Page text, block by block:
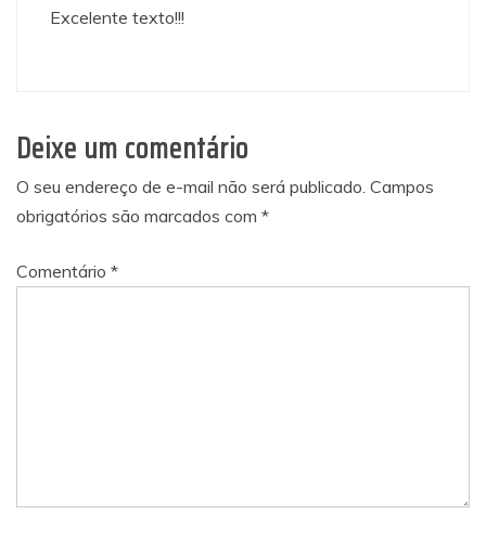
Excelente texto!!!
Deixe um comentário
O seu endereço de e-mail não será publicado. Campos
obrigatórios são marcados com *
Comentário *